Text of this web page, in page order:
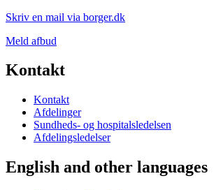
Skriv en mail via borger.dk
Meld afbud
Kontakt
Kontakt
Afdelinger
Sundheds- og hospitalsledelsen
Afdelingsledelser
English and other languages